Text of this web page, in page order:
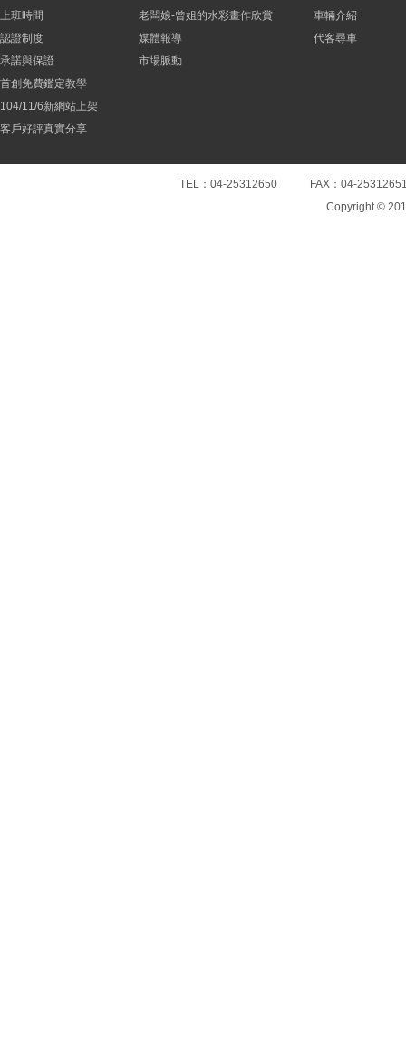
上班時間
認證制度
承諾與保證
首創免費鑑定教學
104/11/6新網站上架
客戶好評真實分享
老闆娘-曾姐的水彩畫作欣賞
媒體報導
市場脈動
車輛介紹
代客尋車
TEL：04-25312650 FAX：04-25312651
Copyright ©